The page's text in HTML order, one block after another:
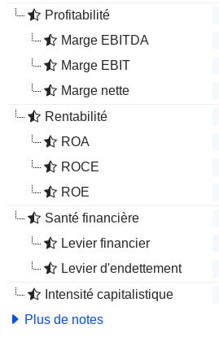
Profitabilité
Marge EBITDA
Marge EBIT
Marge nette
Rentabilité
ROA
ROCE
ROE
Santé financière
Levier financier
Levier d'endettement
Intensité capitalistique
Plus de notes